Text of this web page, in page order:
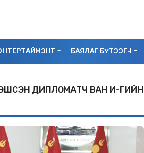
БАЯЛАГ БҮТЭЭГЧ
ДИПЛОМАТЧ ВАН И-ГИЙН